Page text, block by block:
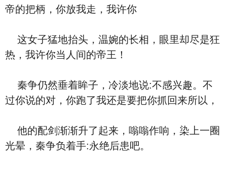
帝的把柄，你放我走，我许你
这女子猛地抬头，温婉的长相，眼里却尽是狂
热，我许你当人间的帝王！
秦争仍然垂着眸子，冷淡地说:不感兴趣。不
过你说的对，你跑了我还是要把你抓回来所以，
他的配剑渐渐升了起来，嗡嗡作响，染上一圈
光晕，秦争负着手:永绝后患吧。